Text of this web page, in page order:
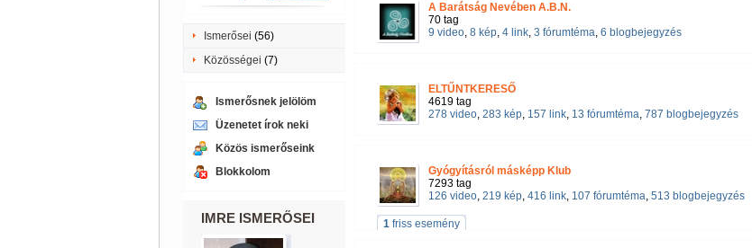
Ismerősei (56)
Közösségei (7)
Ismerősnek jelölöm
Üzenetet írok neki
Közös ismerőseink
Blokkolom
IMRE ISMERŐSEI
A Barátság Nevében A.B.N.
70 tag
9 video, 8 kép, 4 link, 3 fórumtéma, 6 blogbejegyzés
ELTŰNTKERESŐ
4619 tag
278 video, 283 kép, 157 link, 13 fórumtéma, 787 blogbejegyzés
Gyógyításról másképp Klub
7293 tag
126 video, 219 kép, 416 link, 107 fórumtéma, 513 blogbejegyzés
1friss esemény